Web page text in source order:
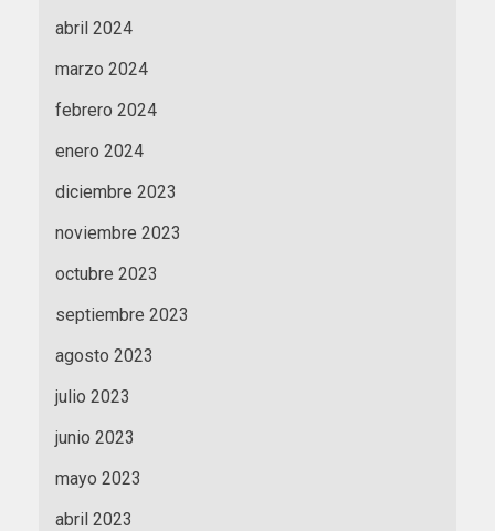
abril 2024
marzo 2024
febrero 2024
enero 2024
diciembre 2023
noviembre 2023
octubre 2023
septiembre 2023
agosto 2023
julio 2023
junio 2023
mayo 2023
abril 2023